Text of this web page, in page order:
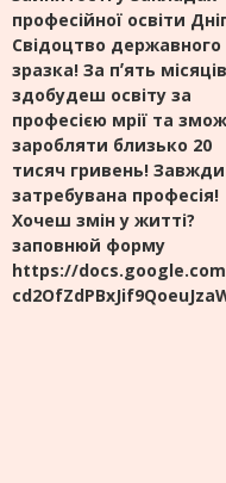
професійної освіти
Свідоцтво державного
зразка! За пʼять місяців
здобудеш освіту за
професією мрії та
заробляти близько 20
тисяч гривень! Завжди
затребувана професія!
Хочеш змін у житті?
заповнюй форму
https://